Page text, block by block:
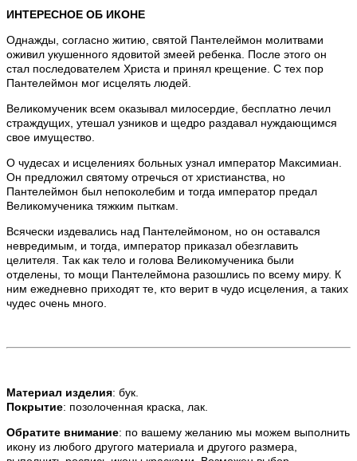
ИНТЕРЕСНОЕ ОБ ИКОНЕ
Однажды, согласно житию, святой Пантелеймон молитвами
оживил укушенного ядовитой змеей ребенка. После этого он
стал последователем Христа и принял крещение. С тех пор
Пантелеймон мог исцелять людей.
Великомученик всем оказывал милосердие, бесплатно лечил
страждущих, утешал узников и щедро раздавал нуждающимся
свое имущество.
О чудесах и исцелениях больных узнал император Максимиан.
Он предложил святому отречься от христианства, но
Пантелеймон был непоколебим и тогда император предал
Великомученика тяжким пыткам.
Всячески издевались над Пантелеймоном, но он оставался
невредимым, и тогда, император приказал обезглавить
целителя. Так как тело и голова Великомученика были
отделены, то мощи Пантелеймона разошлись по всему миру. К
ним ежедневно приходят те, кто верит в чудо исцеления, а таких
чудес очень много.
Материал изделия: бук.
Покрытие: позолоченная краска, лак.
Обратите внимание: по вашему желанию мы можем выполнить
икону из любого другого материала и другого размера,